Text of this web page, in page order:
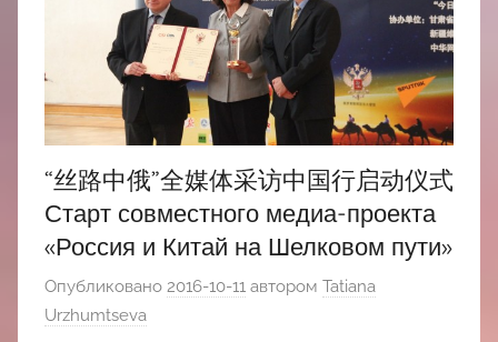
“丝路中俄”全媒体采访中国行启动仪式
Старт совместного медиа-проекта
«Россия и Китай на Шелковом пути»
Опубликовано 2016-10-11 автором Tatiana
Urzhumtseva